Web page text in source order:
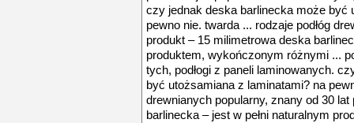
czy jednak deska barlinecka może być
pewno nie. twarda ... rodzaje podłóg
produkt – 15 milimetrowa deska
produktem, wykończonym różnymi ...
tych, podłogi z paneli laminowanych.
być utożsamiana z laminatami? na
drewnianych popularny, znany od 30
barlinecka – jest w pełni naturalnym